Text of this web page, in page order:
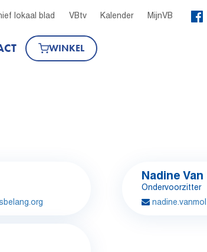
lokaal blad VBtv Kalender MijnVB
WINKEL
Nadine Van
Ondervoorzitter